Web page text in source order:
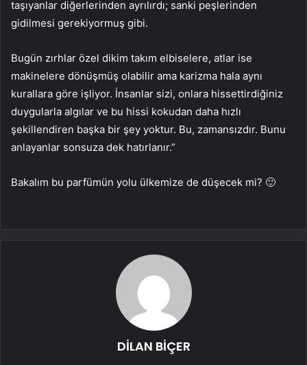
taşıyanlar diğerlerinden ayrılırdı; sanki peşlerinden
gidilmesi gerekiyormuş gibi.
Bugün zırhlar özel dikim takım elbiselere, atlar ise
makinelere dönüşmüş olabilir ama karizma hala aynı
kurallara göre işliyor. İnsanlar sizi, onlara hissettirdiğiniz
duygularla algılar ve bu hissi kokudan daha hızlı
şekillendiren başka bir şey yoktur. Bu, zamansızdır. Bunu
anlayanlar sonsuza dek hatırlanır.”
Bakalım bu parfümün yolu ülkemize de düşecek mi? 🙂
DİLAN BİÇER